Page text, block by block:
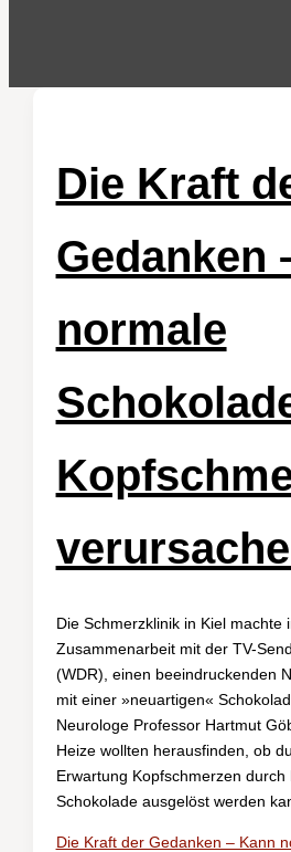
Die Kraft
Gedanken
normale
Die Schmerzklinik in Kiel machte
Zusammenarbeit mit der TV-
(WDR), einen beeindruckenden
mit einer »neuartigen«
Neurologe Professor Hartmut
Heize wollten herausfinden, ob
Erwartung Kopfschmerzen durch
Schokolade ausgelöst werden
Die Kraft der Gedanken – Kann